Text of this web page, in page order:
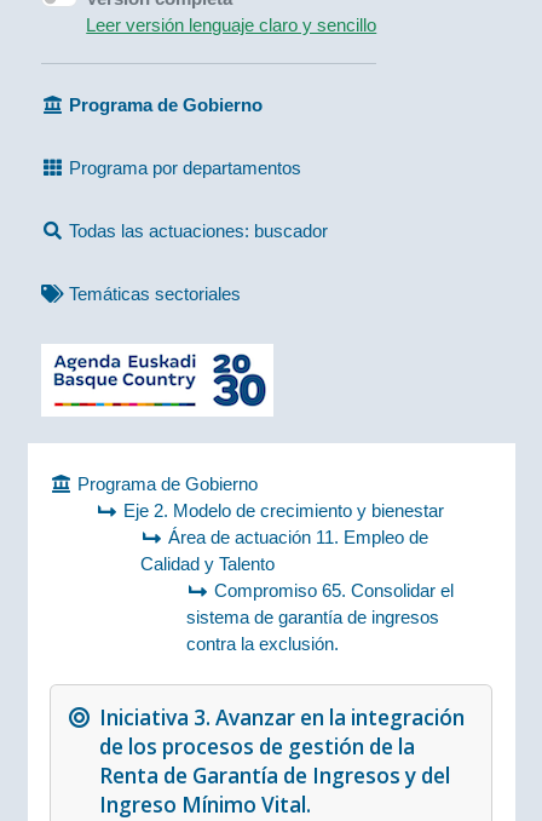
Leer versión lenguaje claro y sencillo
Programa de Gobierno
Programa por departamentos
Todas las actuaciones: buscador
Temáticas sectoriales
Programa de Gobierno
Eje 2. Modelo de crecimiento y bienestar
Área de actuación 11. Empleo de
Calidad y Talento
Compromiso 65. Consolidar el
sistema de garantía de ingresos
contra la exclusión.
Iniciativa 3. Avanzar en la integración
de los procesos de gestión de la
Renta de Garantía de Ingresos y del
Ingreso Mínimo Vital.